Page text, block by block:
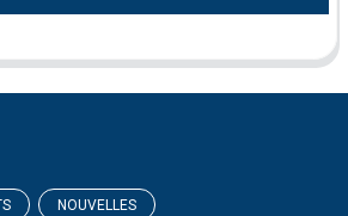
NOUVELLES